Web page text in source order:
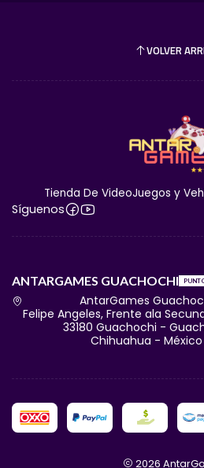
VOLVER
Tienda De VideoJuegos y
Síguenos
ANTARGAMES GUACHOCHI
AntarGames
Felipe Angeles, Frente ala
33180 Guachochi -
Chihuahua - México
2026